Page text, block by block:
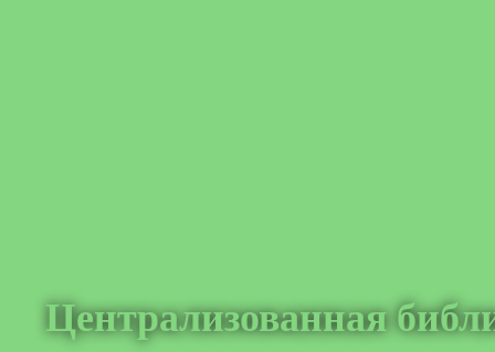
Централизованная